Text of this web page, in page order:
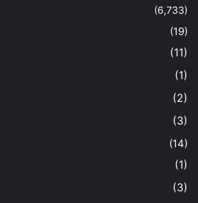
(6,733)
(19)
(11)
(1)
(2)
(3)
(14)
(1)
(3)